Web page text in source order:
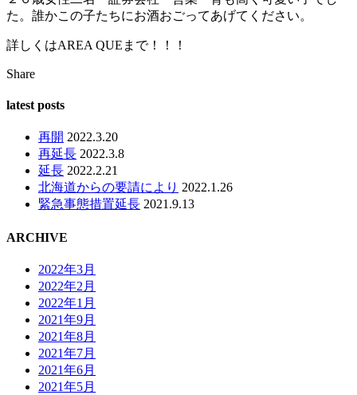
た。誰かこの子たちにお酒おごってあげてください。
詳しくはAREA QUEまで！！！
Share
latest posts
再開 2022.3.20
再延長 2022.3.8
延長 2022.2.21
北海道からの要請により 2022.1.26
緊急事態措置延長 2021.9.13
ARCHIVE
2022年3月
2022年2月
2022年1月
2021年9月
2021年8月
2021年7月
2021年6月
2021年5月